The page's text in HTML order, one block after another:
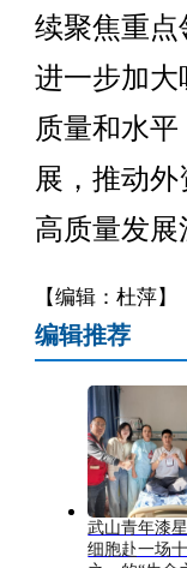
续聚焦重
进一步加
质量和水
展，推动
高质量发
【编辑：杜萍】
编辑推荐
武山青年漆
细胞赴一场